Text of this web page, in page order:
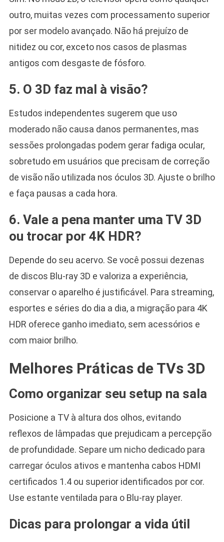
outro, muitas vezes com processamento superior
por ser modelo avançado. Não há prejuízo de
nitidez ou cor, exceto nos casos de plasmas
antigos com desgaste de fósforo.
5. O 3D faz mal à visão?
Estudos independentes sugerem que uso
moderado não causa danos permanentes, mas
sessões prolongadas podem gerar fadiga ocular,
sobretudo em usuários que precisam de correção
de visão não utilizada nos óculos 3D. Ajuste o brilho
e faça pausas a cada hora.
6. Vale a pena manter uma TV 3D
ou trocar por 4K HDR?
Depende do seu acervo. Se você possui dezenas
de discos Blu-ray 3D e valoriza a experiência,
conservar o aparelho é justificável. Para streaming,
esportes e séries do dia a dia, a migração para 4K
HDR oferece ganho imediato, sem acessórios e
com maior brilho.
Melhores Práticas de TVs 3D
Como organizar seu setup na sala
Posicione a TV à altura dos olhos, evitando
reflexos de lâmpadas que prejudicam a percepção
de profundidade. Separe um nicho dedicado para
carregar óculos ativos e mantenha cabos HDMI
certificados 1.4 ou superior identificados por cor.
Use estante ventilada para o Blu-ray player.
Dicas para prolongar a vida útil